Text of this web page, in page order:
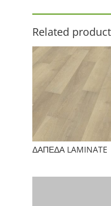
Related
ΔΑΠΕΔΑ LAMINATE